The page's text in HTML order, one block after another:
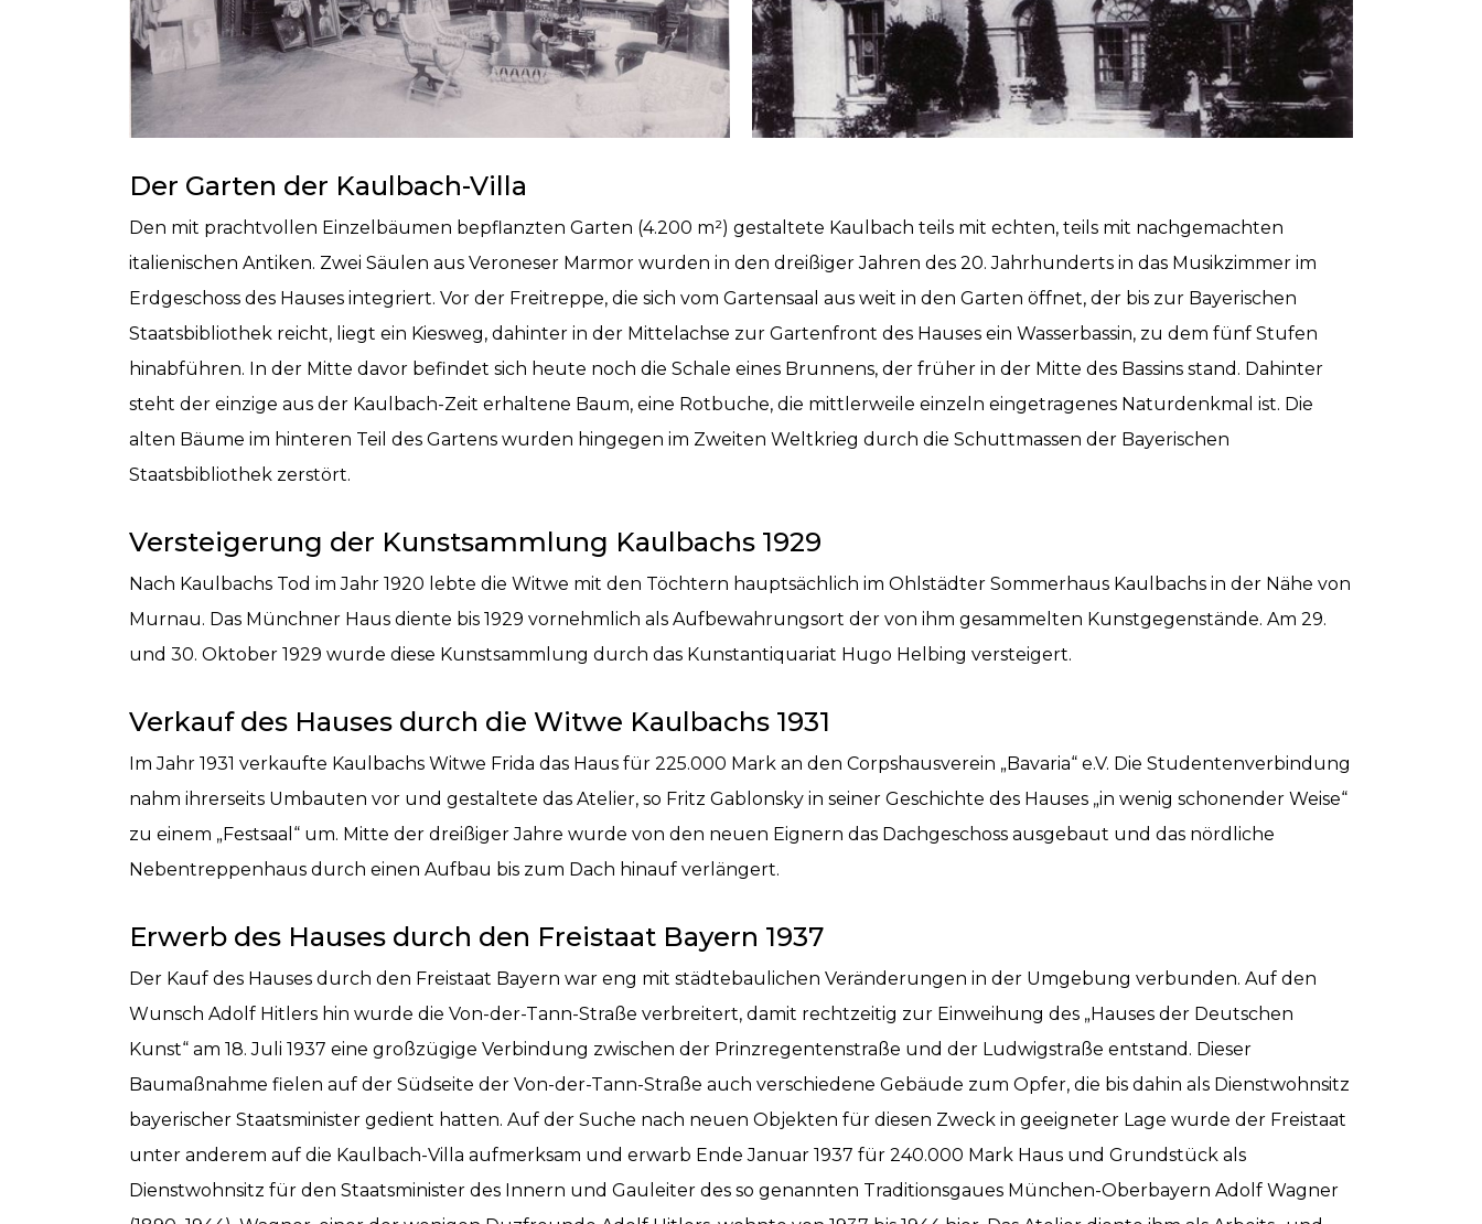
Der Garten der Kaulbach-Villa
Den mit prachtvollen Einzelbäumen bepflanzten Garten (4.200 m²) gestaltete Kaulbach teils mit echten, teils mit nachgemachten
italienischen Antiken. Zwei Säulen aus Veroneser Marmor wurden in den dreißiger Jahren des 20. Jahrhunderts in das Musikzimmer im
Erdgeschoss des Hauses integriert. Vor der Freitreppe, die sich vom Gartensaal aus weit in den Garten öffnet, der bis zur Bayerischen
Staatsbibliothek reicht, liegt ein Kiesweg, dahinter in der Mittelachse zur Gartenfront des Hauses ein Wasserbassin, zu dem fünf Stufen
hinabführen. In der Mitte davor befindet sich heute noch die Schale eines Brunnens, der früher in der Mitte des Bassins stand. Dahinter
steht der einzige aus der Kaulbach-Zeit erhaltene Baum, eine Rotbuche, die mittlerweile einzeln eingetragenes Naturdenkmal ist. Die
alten Bäume im hinteren Teil des Gartens wurden hingegen im Zweiten Weltkrieg durch die Schuttmassen der Bayerischen
Staatsbibliothek zerstört.
Versteigerung der Kunstsammlung Kaulbachs 1929
Nach Kaulbachs Tod im Jahr 1920 lebte die Witwe mit den Töchtern hauptsächlich im Ohlstädter Sommerhaus Kaulbachs in der Nähe von
Murnau. Das Münchner Haus diente bis 1929 vornehmlich als Aufbewahrungsort der von ihm gesammelten Kunstgegenstände. Am 29.
und 30. Oktober 1929 wurde diese Kunstsammlung durch das Kunstantiquariat Hugo Helbing versteigert.
Verkauf des Hauses durch die Witwe Kaulbachs 1931
Im Jahr 1931 verkaufte Kaulbachs Witwe Frida das Haus für 225.000 Mark an den Corpshausverein „Bavaria“ e.V. Die Studentenverbindung
nahm ihrerseits Umbauten vor und gestaltete das Atelier, so Fritz Gablonsky in seiner Geschichte des Hauses „in wenig schonender Weise“
zu einem „Festsaal“ um. Mitte der dreißiger Jahre wurde von den neuen Eignern das Dachgeschoss ausgebaut und das nördliche
Nebentreppenhaus durch einen Aufbau bis zum Dach hinauf verlängert.
Erwerb des Hauses durch den Freistaat Bayern 1937
Der Kauf des Hauses durch den Freistaat Bayern war eng mit städtebaulichen Veränderungen in der Umgebung verbunden. Auf den
Wunsch Adolf Hitlers hin wurde die Von-der-Tann-Straße verbreitert, damit rechtzeitig zur Einweihung des „Hauses der Deutschen
Kunst“ am 18. Juli 1937 eine großzügige Verbindung zwischen der Prinzregentenstraße und der Ludwigstraße entstand. Dieser
Baumaßnahme fielen auf der Südseite der Von-der-Tann-Straße auch verschiedene Gebäude zum Opfer, die bis dahin als Dienstwohnsitz
bayerischer Staatsminister gedient hatten. Auf der Suche nach neuen Objekten für diesen Zweck in geeigneter Lage wurde der Freistaat
unter anderem auf die Kaulbach-Villa aufmerksam und erwarb Ende Januar 1937 für 240.000 Mark Haus und Grundstück als
Dienstwohnsitz für den Staatsminister des Innern und Gauleiter des so genannten Traditionsgaues München-Oberbayern Adolf Wagner